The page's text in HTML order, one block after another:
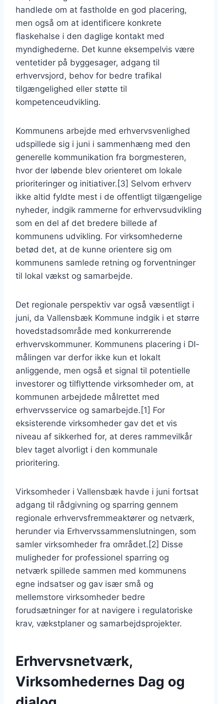
handlede om at fastholde en god placering,
men også om at identificere konkrete
flaskehalse i den daglige kontakt med
myndighederne. Det kunne eksempelvis være
ventetider på byggesager, adgang til
erhvervsjord, behov for bedre trafikal
tilgængelighed eller støtte til
kompetenceudvikling.
Kommunens arbejde med erhvervsvenlighed
udspillede sig i juni i sammenhæng med den
generelle kommunikation fra borgmesteren,
hvor der løbende blev orienteret om lokale
prioriteringer og initiativer.[3] Selvom erhverv
ikke altid fyldte mest i de offentligt tilgængelige
nyheder, indgik rammerne for erhvervsudvikling
som en del af det bredere billede af
kommunens udvikling. For virksomhederne
betød det, at de kunne orientere sig om
kommunens samlede retning og forventninger
til lokal vækst og samarbejde.
Det regionale perspektiv var også væsentligt i
juni, da Vallensbæk Kommune indgik i et større
hovedstadsområde med konkurrerende
erhvervskommuner. Kommunens placering i DI-
målingen var derfor ikke kun et lokalt
anliggende, men også et signal til potentielle
investorer og tilflyttende virksomheder om, at
kommunen arbejdede målrettet med
erhvervsservice og samarbejde.[1] For
eksisterende virksomheder gav det et vis
niveau af sikkerhed for, at deres rammevilkår
blev taget alvorligt i den kommunale
prioritering.
Virksomheder i Vallensbæk havde i juni fortsat
adgang til rådgivning og sparring gennem
regionale erhvervsfremmeaktører og netværk,
herunder via Erhvervssammenslutningen, som
samler virksomheder fra området.[2] Disse
muligheder for professionel sparring og
netværk spillede sammen med kommunens
egne indsatser og gav især små og
mellemstore virksomheder bedre
forudsætninger for at navigere i regulatoriske
krav, vækstplaner og samarbejdsprojekter.
Erhvervsnetværk,
Virksomhedernes Dag og